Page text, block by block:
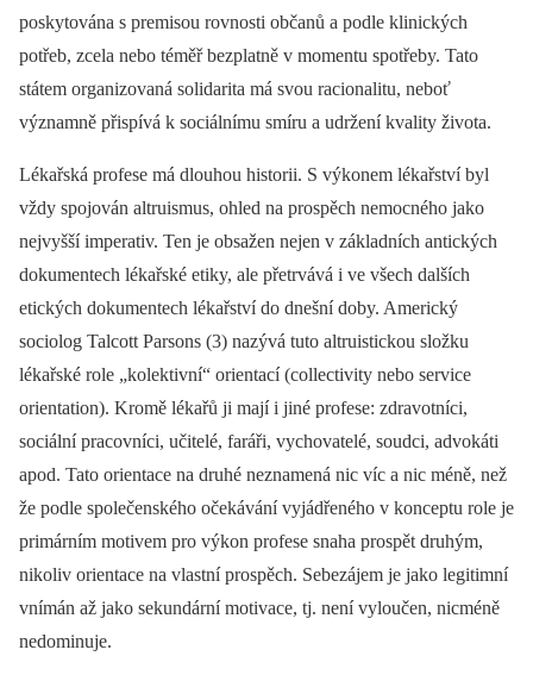
poskytována s premisou rovnosti občanů a podle klinických
potřeb, zcela nebo téměř bezplatně v momentu spotřeby. Tato
státem organizovaná solidarita má svou racionalitu, neboť
významně přispívá k sociálnímu smíru a udržení kvality života.
Lékařská profese má dlouhou historii. S výkonem lékařství byl
vždy spojován altruismus, ohled na prospěch nemocného jako
nejvyšší imperativ. Ten je obsažen nejen v základních antických
dokumentech lékařské etiky, ale přetrvává i ve všech dalších
etických dokumentech lékařství do dnešní doby. Americký
sociolog Talcott Parsons (3) nazývá tuto altruistickou složku
lékařské role „kolektivní“ orientací (collectivity nebo service
orientation). Kromě lékařů ji mají i jiné profese: zdravotníci,
sociální pracovníci, učitelé, faráři, vychovatelé, soudci, advokáti
apod. Tato orientace na druhé neznamená nic víc a nic méně, než
že podle společenského očekávání vyjádřeného v konceptu role je
primárním motivem pro výkon profese snaha prospět druhým,
nikoliv orientace na vlastní prospěch. Sebezájem je jako legitimní
vnímán až jako sekundární motivace, tj. není vyloučen, nicméně
nedominuje.